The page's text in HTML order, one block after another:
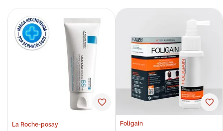
La Roche-posay Foligain